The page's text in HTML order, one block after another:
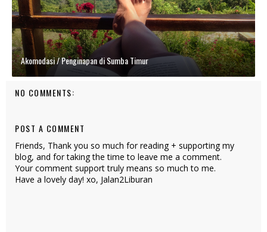
Akomodasi / Penginapan di Sumba Timur
NO COMMENTS:
POST A COMMENT
Friends, Thank you so much for reading + supporting my
blog, and for taking the time to leave me a comment.
Your comment support truly means so much to me.
Have a lovely day! xo, Jalan2Liburan